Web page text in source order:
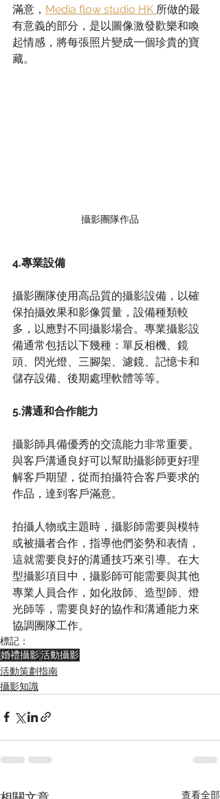
滿意， Media flow studio HK 所做的最
有意義的部分，是以圖像激發歡樂和喚
起情感，將每張照片變成一個珍貴的寶
藏。
攝影團隊作品
4.專業設備
攝影團隊使用高品質的攝影設備，以確
保拍攝效果和影像質量，設備種類較
多，以應對不同攝影場合。專業攝影設
備通常包括以下幾種：單反相機、鏡
頭、閃光燈、三腳架、濾鏡、記憶卡和
儲存設備、後期處理軟體等等。
5.溝通和合作能力
攝影師具備優秀的交流能力非常重要。
與客戶溝通良好可以幫助攝影師更好理
解客戶期望，從而拍攝符合客戶要求的
作品，達到客戶滿意。
拍攝人物或主題時，攝影師需要與模特
或被攝者合作，指導他們姿勢和表情，
這就需要良好的溝通技巧來引導。在大
型攝影項目中，攝影師可能需要與其他
專業人員合作，如化妝師、造型師、燈
光師等，需要良好的協作和溝通能力來
協調團隊工作。
標記：
婚禮攝影活動攝影
活動策劃指南
攝影知識
查看全部